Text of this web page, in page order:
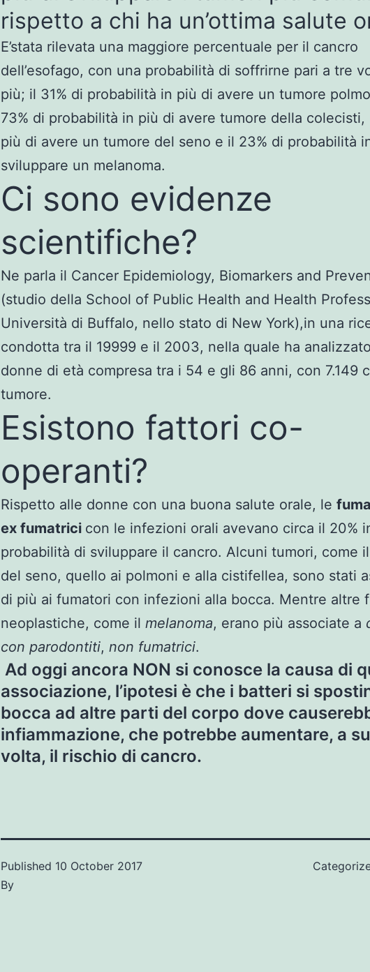
rispetto a chi ha un’ottima salute
E’stata rilevata una maggiore percentuale per il cancro
dell’esofago, con una probabilità di soffrirne pari a tre
più; il 31% di probabilità in più di avere un tumore
73% di probabilità in più di avere tumore della colecisti,
più di avere un tumore del seno e il 23% di probabilità
sviluppare un melanoma.
Ci sono evidenze
scientifiche?
Ne parla il Cancer Epidemiology, Biomarkers and
(studio della School of Public Health and Health
Università di Buffalo, nello stato di New York),in una
condotta tra il 19999 e il 2003, nella quale ha
donne di età compresa tra i 54 e gli 86 anni, con 7.149
tumore.
Esistono fattori co-
operanti?
Rispetto alle donne con una buona salute orale, le
ex fumatrici con le infezioni orali avevano circa il 20%
probabilità di sviluppare il cancro. Alcuni tumori, come
del seno, quello ai polmoni e alla cistifellea, sono stati
di più ai fumatori con infezioni alla bocca. Mentre altre
neoplastiche, come il melanoma, erano più associate a
con parodontiti, non fumatrici.
Ad oggi ancora NON si conosce la causa di
associazione, l’ipotesi è che i batteri si
bocca ad altre parti del corpo dove
infiammazione, che potrebbe aumentare, a
volta, il rischio di cancro.
Published 10 October 2017
By